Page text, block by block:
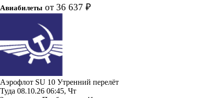
Авиабилеты от 36 637 ₽
Аэрофлот SU 10 Утренний перелёт
Туда 08.10.26 06:45, Чт